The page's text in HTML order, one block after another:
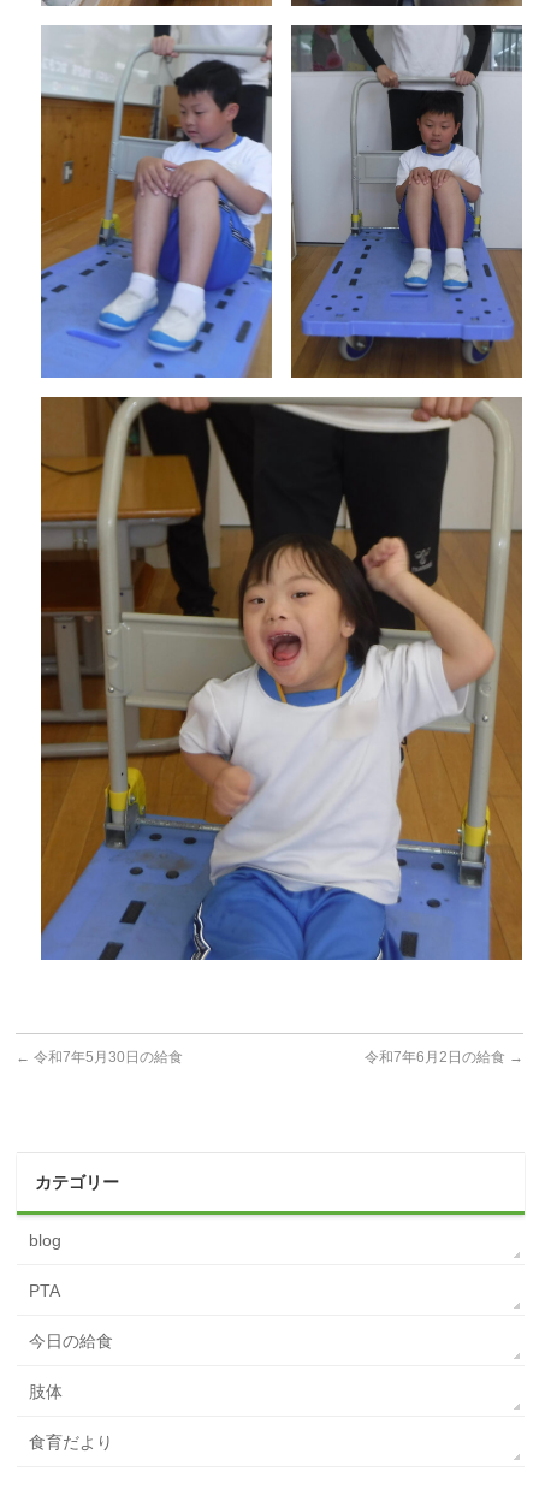
← 令和7年5月30日の給食 令和7年6月2日の給食 →
カテゴリー
blog
PTA
今日の給食
肢体
食育だより